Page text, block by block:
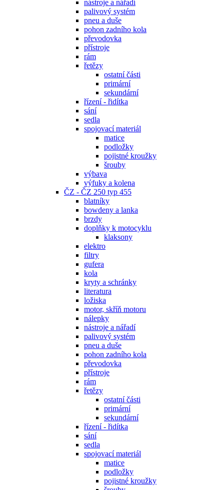
nástroje a nářadí
palivový systém
pneu a duše
pohon zadního kola
převodovka
přístroje
rám
řetězy
ostatní části
primární
sekundární
řízení - řidítka
sání
sedla
spojovací materiál
matice
podložky
pojistné kroužky
šrouby
výbava
výfuky a kolena
ČZ - ČZ 250 typ 455
blatníky
bowdeny a lanka
brzdy
doplňky k motocyklu
klaksony
elektro
filtry
gufera
kola
kryty a schránky
literatura
ložiska
motor, skříň motoru
nálepky
nástroje a nářadí
palivový systém
pneu a duše
pohon zadního kola
převodovka
přístroje
rám
řetězy
ostatní části
primární
sekundární
řízení - řidítka
sání
sedla
spojovací materiál
matice
podložky
pojistné kroužky